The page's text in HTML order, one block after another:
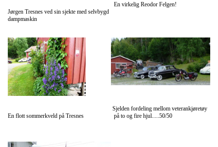
Jørgen Tresnes ved sin sjekte med selvbygd
dampmaskin
En virkelig Reodor Felgen!
En flott sommerkveld på Tresnes
Sjelden fordeling mellom veterankjøretøy
på to og fire hjul.....50/50